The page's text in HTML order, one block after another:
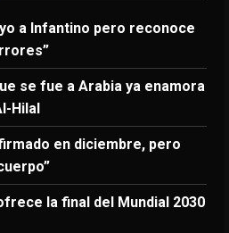
a Infantino pero reconoce
se fue a Arabia ya enamora
Hilal
en diciembre, pero
la final del Mundial 2030